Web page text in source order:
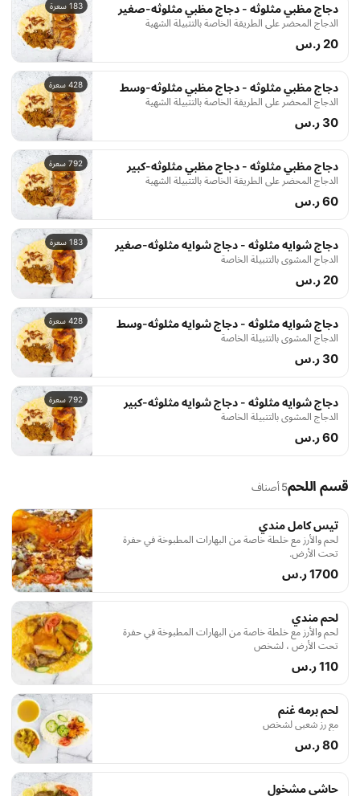
183 سعرة دجاج مظبي مثلوثه - دجاج مظبي مثلوثه-صغير
الدجاج المحضر على الطريقة الخاصة بالتتبيلة الشهية
20 ر.س
428 سعرة دجاج مظبي مثلوثه - دجاج مظبي مثلوثه-وسط
الدجاج المحضر على الطريقة الخاصة بالتتبيلة الشهية
30 ر.س
792 سعرة دجاج مظبي مثلوثه - دجاج مظبي مثلوثه-كبير
الدجاج المحضر على الطريقة الخاصة بالتتبيلة الشهية
60 ر.س
183 سعرة دجاج شوايه مثلوثه - دجاج شوايه مثلوثه-صغير
الدجاج المشوي بالتتبيلة الخاصة
20 ر.س
428 سعرة دجاج شوايه مثلوثه - دجاج شوايه مثلوثه-وسط
الدجاج المشوي بالتتبيلة الخاصة
30 ر.س
792 سعرة دجاج شوايه مثلوثه - دجاج شوايه مثلوثه-كبير
الدجاج المشوي بالتتبيلة الخاصة
60 ر.س
قسم اللحم5 أصناف
تيس كامل مندي
لحم والأرز مع خلطة خاصة من البهارات المطبوخة في حفرة
تحت الأرض.
1700 ر.س
لحم مندي
لحم والأرز مع خلطة خاصة من البهارات المطبوخة في حفرة
تحت الأرض ، لشخص
110 ر.س
لحم برمه غنم
مع رز شعبي لشخص
80 ر.س
حاشي مشخول